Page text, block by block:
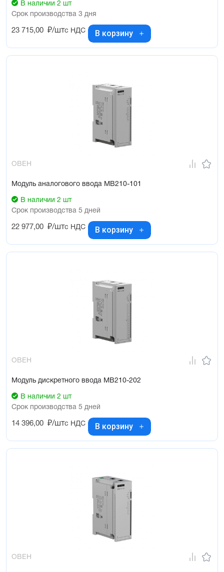
В наличии 2 шт
Срок производства 3 дня
23 715,00 ₽/штс НДС В корзину
ОВЕН
Модуль аналогового ввода МВ210-101
В наличии 2 шт
Срок производства 5 дней
22 977,00 ₽/штс НДС В корзину
ОВЕН
Модуль дискретного ввода МВ210-202
В наличии 2 шт
Срок производства 5 дней
14 396,00 ₽/штс НДС В корзину
ОВЕН